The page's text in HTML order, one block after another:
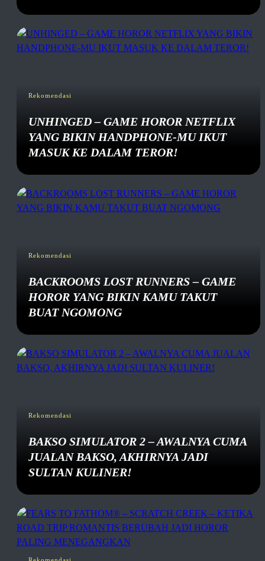
Rekomendasi
UNHINGED – GAME HOROR NETFLIX
YANG BIKIN HANDPHONE-MU IKUT
MASUK KE DALAM TEROR!
Rekomendasi
BACKROOMS LOST RUNNERS – GAME
HOROR YANG BIKIN KAMU TAKUT
BUAT NGOMONG
Rekomendasi
BAKSO SIMULATOR 2 – AWALNYA CUMA
JUALAN BAKSO, AKHIRNYA JADI
SULTAN KULINER!